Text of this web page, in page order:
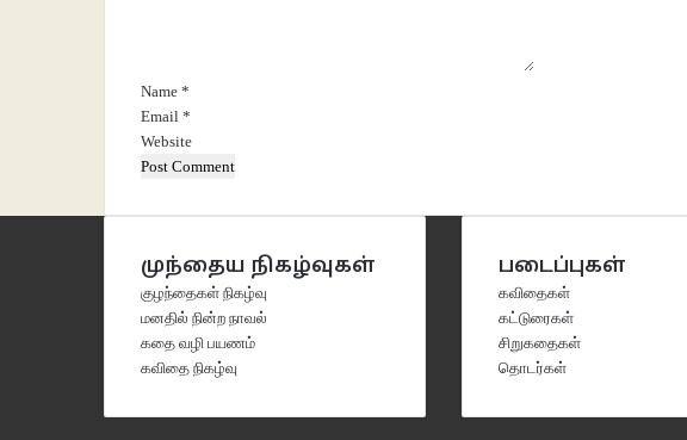
Name *
Email *
Website
முந்தைய நிகழ்வுகள்
குழந்தைகள் நிகழ்வு
மனதில் நின்ற நாவல்
கதை வழி பயணம்
கவிதை நிகழ்வு
படைப்புகள்
கவிதைகள்
கட்டுரைகள்
சிறுகதைகள்
தொடர்கள்